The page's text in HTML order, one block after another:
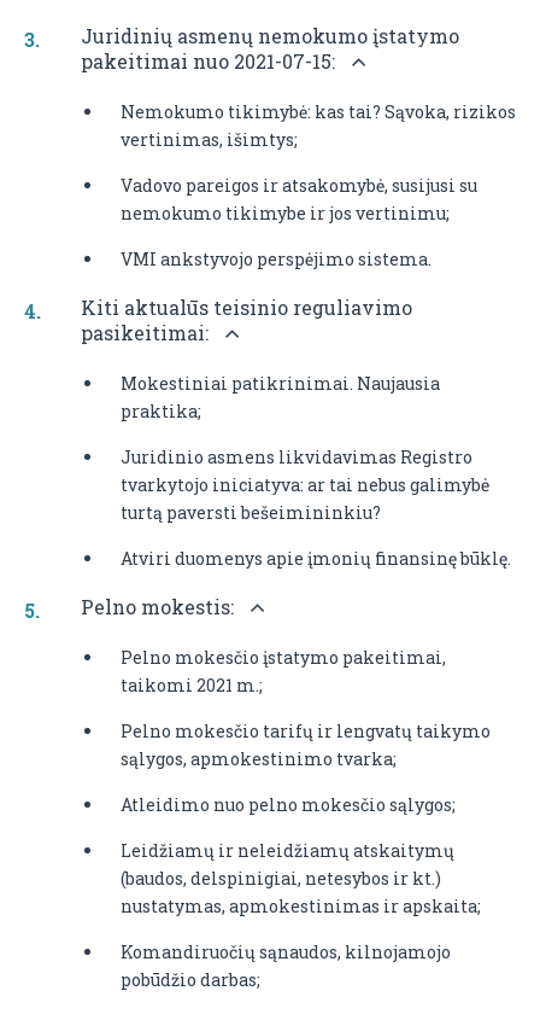
Juridinių asmenų nemokumo įstatymo
pakeitimai nuo 2021-07-15:
Nemokumo tikimybė: kas tai? Sąvoka, rizikos
vertinimas, išimtys;
Vadovo pareigos ir atsakomybė, susijusi su
nemokumo tikimybe ir jos vertinimu;
VMI ankstyvojo perspėjimo sistema.
Kiti aktualūs teisinio reguliavimo
pasikeitimai:
Mokestiniai patikrinimai. Naujausia
praktika;
Juridinio asmens likvidavimas Registro
tvarkytojo iniciatyva: ar tai nebus galimybė
turtą paversti bešeimininkiu?
Atviri duomenys apie įmonių finansinę būklę.
Pelno mokestis:
Pelno mokesčio įstatymo pakeitimai,
taikomi 2021 m.;
Pelno mokesčio tarifų ir lengvatų taikymo
sąlygos, apmokestinimo tvarka;
Atleidimo nuo pelno mokesčio sąlygos;
Leidžiamų ir neleidžiamų atskaitymų
(baudos, delspinigiai, netesybos ir kt.)
nustatymas, apmokestinimas ir apskaita;
Komandiruočių sąnaudos, kilnojamojo
pobūdžio darbas;